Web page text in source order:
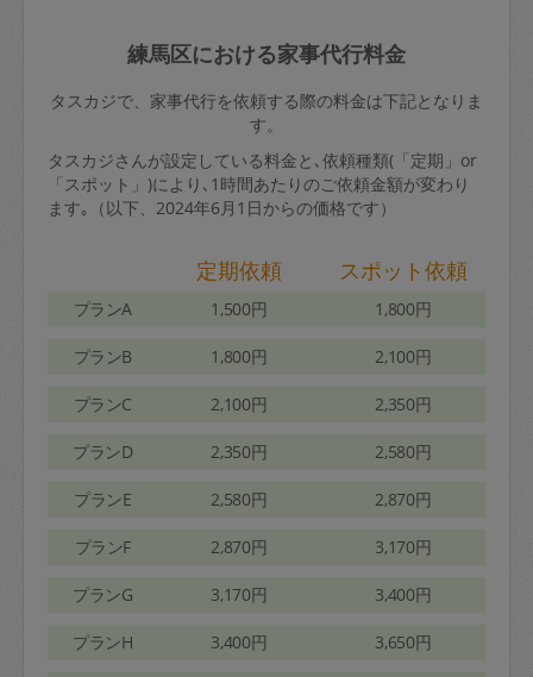
練馬区における家事代行料金
タスカジで、家事代行を依頼する際の料金は下記となりま
す。
タスカジさんが設定している料金と､依頼種類(「定期」or
「スポット」)により､1時間あたりのご依頼金額が変わり
ます｡（以下、2024年6月1日からの価格です）
定期依頼 スポット依頼
プランA 1,500円 1,800円
プランB 1,800円 2,100円
プランC 2,100円 2,350円
プランD 2,350円 2,580円
プランE 2,580円 2,870円
プランF 2,870円 3,170円
プランG 3,170円 3,400円
プランH 3,400円 3,650円